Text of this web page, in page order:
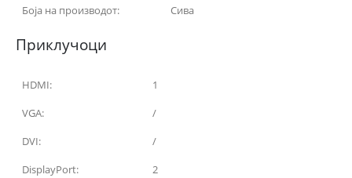
Боја на производот: Сива
Приклучоци
HDMI:
1
VGA:
/
DVI:
/
DisplayPort:
2